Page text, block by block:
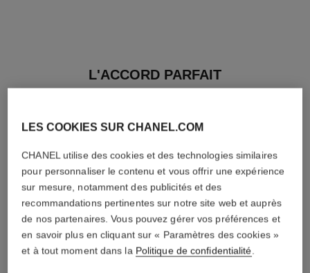
L'ACCORD PARFAIT
LES COOKIES SUR CHANEL.COM
CHANEL utilise des cookies et des technologies similaires
pour personnaliser le contenu et vous offrir une expérience
sur mesure, notamment des publicités et des
recommandations pertinentes sur notre site web et auprès
de nos partenaires. Vous pouvez gérer vos préférences et
en savoir plus en cliquant sur « Paramètres des cookies »
et à tout moment dans la Politique de confidentialité